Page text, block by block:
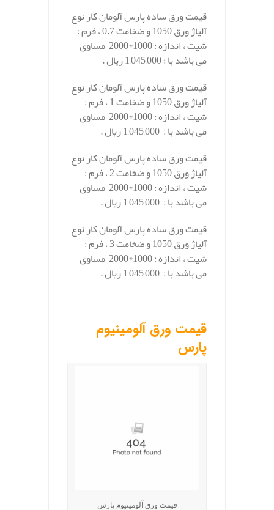
قیمت ورق ساده پارس آلومان کار نوع
آلیاژ ورق 1050 و ضخامت 0.7 ، فرم :
شیت ، اندازه : 1000*2000 مساوی
می باشد با : 1,045,000 ریال .
قیمت ورق ساده پارس آلومان کار نوع
آلیاژ ورق 1050 و ضخامت 1 ، فرم :
شیت ، اندازه : 1000*2000 مساوی
می باشد با : 1,045,000 ریال .
قیمت ورق ساده پارس آلومان کار نوع
آلیاژ ورق 1050 و ضخامت 2 ، فرم :
شیت ، اندازه : 1000*2000 مساوی
می باشد با : 1,045,000 ریال .
قیمت ورق ساده پارس آلومان کار نوع
آلیاژ ورق 1050 و ضخامت 3 ، فرم :
شیت ، اندازه : 1000*2000 مساوی
می باشد با : 1,045,000 ریال .
قیمت ورق آلومینیوم
پارس
قیمت ورق آلومینیوم پارس